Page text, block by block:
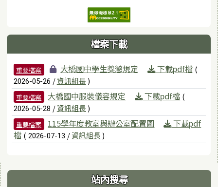
檔案下載
檔案列表
重要檔案 大橋國中學生獎懲規定 下載pdf檔 (
2026-05-26 /資訊組長 )
重要檔案 大橋國中服裝儀容規定 下載pdf檔 (
2026-05-28 /資訊組長 )
重要檔案 115學年度教室與辦公室配置圖
下載pdf
檔 ( 2026-07-13 /資訊組長 )
右邊區域內容 站內搜尋